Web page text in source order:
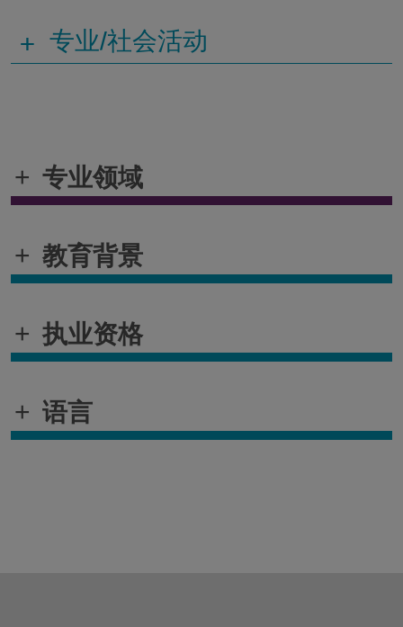
+ 专业领域
+ 教育背景
+ 执业资格
+ 语言
+ 专业/社会活动